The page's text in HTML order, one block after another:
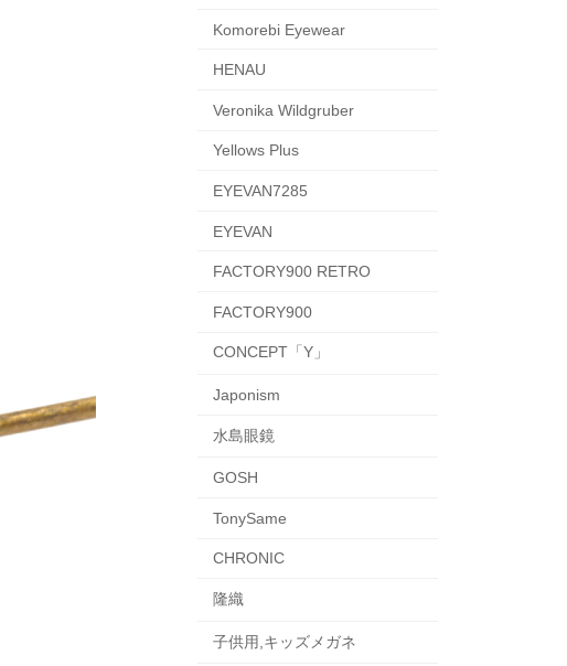
Komorebi Eyewear
HENAU
Veronika Wildgruber
Yellows Plus
EYEVAN7285
EYEVAN
FACTORY900 RETRO
FACTORY900
CONCEPT「Y」
Japonism
水島眼鏡
GOSH
TonySame
CHRONIC
隆織
子供用,キッズメガネ